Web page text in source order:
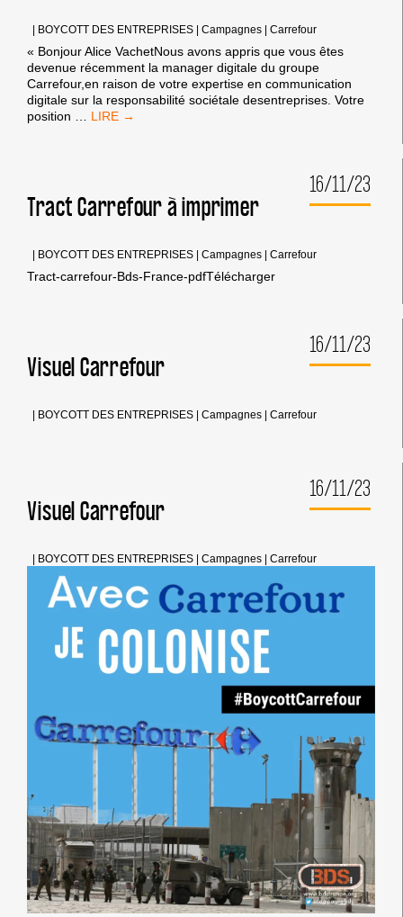
BOYCOTT DES ENTREPRISES |Campagnes |Carrefour
« Bonjour Alice VachetNous avons appris que vous êtes
devenue récemment la manager digitale du groupe
Carrefour,en raison de votre expertise en communication
digitale sur la responsabilité sociétale desentreprises. Votre
position … LETTRE
VACHET
L’INFLUENCEUSE
16/11/23
Tract Carrefour à imprimer
BOYCOTT DES ENTREPRISES |Campagnes |Carrefour
Tract-carrefour-Bds-France-pdfTélécharger
16/11/23
Visuel Carrefour
BOYCOTT DES ENTREPRISES |Campagnes |Carrefour
16/11/23
Visuel Carrefour
BOYCOTT DES ENTREPRISES |Campagnes |Carrefour